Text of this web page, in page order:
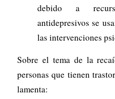
debido a
antidepresivos se
las intervenciones
Sobre el tema de la
personas que tienen
lamenta: